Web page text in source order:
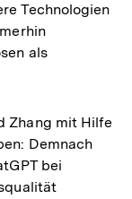
Technologien
als
Zhang mit Hilfe
Demnach
bei